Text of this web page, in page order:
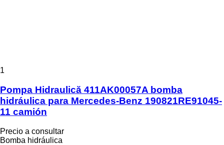
1
Pompa Hidraulică 411AK00057A bomba
hidráulica para Mercedes-Benz 190821RE91045-
11 camión
Precio a consultar
Bomba hidráulica